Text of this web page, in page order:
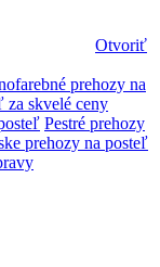
Otvoriť
prehozy na
za skvelé ceny
Pestré prehozy
prehozy na posteľ